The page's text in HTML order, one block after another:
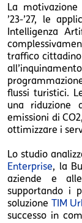
La
’23-’27, le
Intelligenza
traffico
flussi turistici.
una riduzione
emissioni di
ottimizzare i
Lo studio
Enterprise, la
aziende e
supportando i
soluzione TIM
successo in